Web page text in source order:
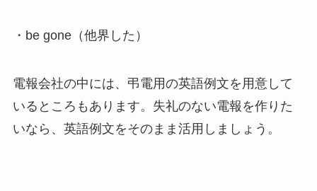
・be gone（他界した）
電報会社の中には、弔電用の英語例文を用意して
いるところもあります。失礼のない電報を作りた
いなら、英語例文をそのまま活用しましょう。